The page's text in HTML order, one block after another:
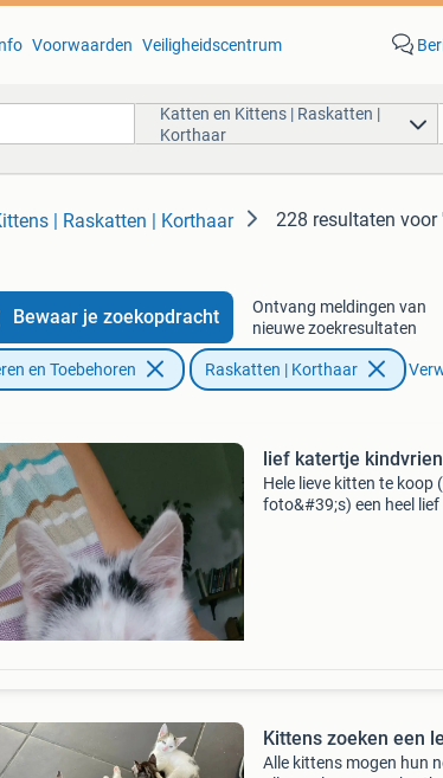
Voorwaarden Veiligheidscentrum
Katten en Kittens | Raskatten |
Korthaar
| Raskatten | Korthaar 228 resultaten voor
Bewaar je zoekopdracht
Ontvang meldingen van
nieuwe zoekresultaten
en Toebehoren Raskatten | Korthaar
lief katertje
Hele lieve kitten te koop
foto&#39;s) een heel lief
Kittens zoeken een
Alle kittens mogen hun